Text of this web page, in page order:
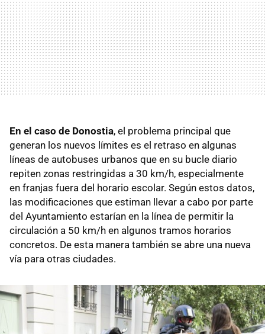
En el caso de Donostia, el problema principal que
generan los nuevos límites es el retraso en algunas
líneas de autobuses urbanos que en su bucle diario
repiten zonas restringidas a 30 km/h, especialmente
en franjas fuera del horario escolar. Según estos datos,
las modificaciones que estiman llevar a cabo por parte
del Ayuntamiento estarían en la línea de permitir la
circulación a 50 km/h en algunos tramos horarios
concretos. De esta manera también se abre una nueva
vía para otras ciudades.